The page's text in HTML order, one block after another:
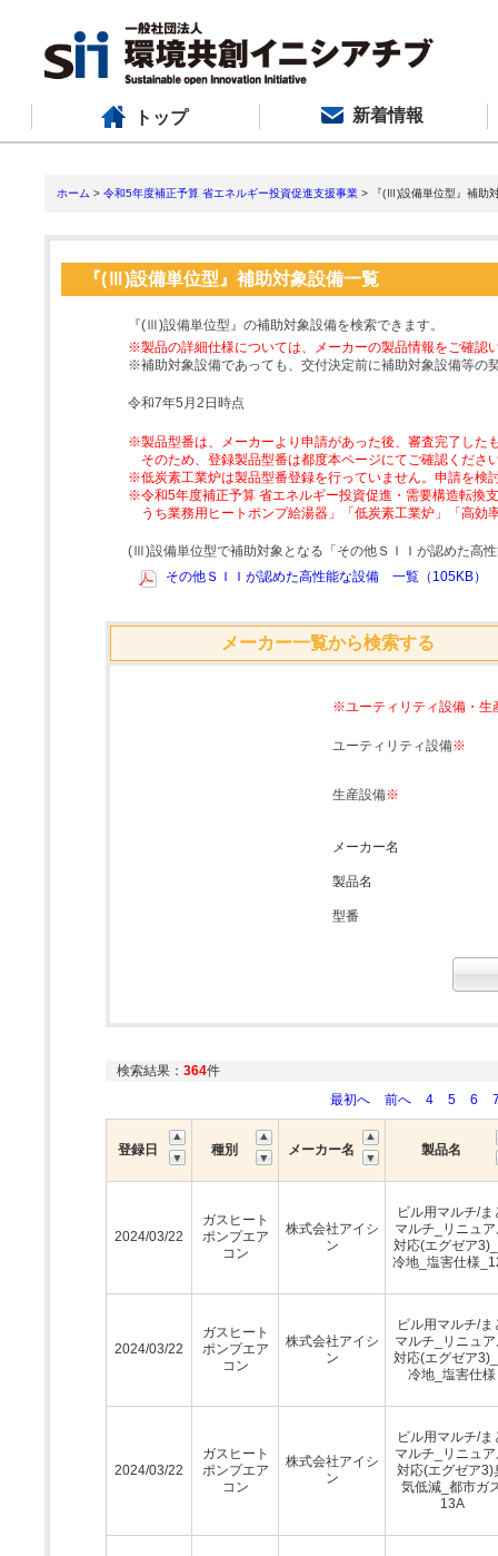
トップ 新着情報
ホーム > 令和5年度補正予算 省エネルギー投資促進支援事業 > 『(Ⅲ)設備単位型』補助
『(Ⅲ)設備単位型』補助対象設備一覧
『(Ⅲ)設備単位型』の補助対象設備を検索できます。
※製品の詳細仕様については、メーカーの製品情報をご確認
※補助対象設備であっても、交付決定前に補助対象設備等の
令和7年5月2日時点
※製品型番は、メーカーより申請があった後、審査完了した
そのため、登録製品型番は都度本ページにてご確認くださ
※低炭素工業炉は製品型番登録を行っていません。申請を検
※令和5年度補正予算 省エネルギー投資促進・需要構造転換
うち業務用ヒートポンプ給湯器」「低炭素工業炉」「高
(Ⅲ)設備単位型で補助対象となる「その他ＳＩＩが認めた高
その他ＳＩＩが認めた高性能な設備 一覧（105KB）
メーカー一覧から検索する
※ユーティリティ設備・生
ユーティリティ設備※
生産設備※
メーカー名
製品名
型番
検索結果： 364件
最初へ
前へ 4 5 6
登録日 種別 メーカー名 製品名
2024/03/22
ガスヒート
ポンプエア
コン
株式会社アイシ
ン
ビル用マルチ/ま
マルチ_リニュ
対応(エグゼア
冷地_塩害仕様
2024/03/22
ガスヒート
ポンプエア
コン
株式会社アイシ
ン
ビル用マルチ/ま
マルチ_リニュ
対応(エグゼア
冷地_塩害仕様
2024/03/22
ガスヒート
ポンプエア
コン
株式会社アイシ
ン
ビル用マルチ/ま
マルチ_リニュ
対応(エグゼア3)
気低減_都市ガ
13A